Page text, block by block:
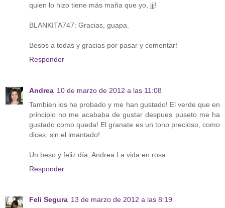
quien lo hizo tiene más maña que yo, jjj!
BLANKITA747: Gracias, guapa.
Besos a todas y gracias por pasar y comentar!
Responder
Andrea 10 de marzo de 2012 a las 11:08
Tambien los he probado y me han gustado! El verde que en
principio no me acababa de gustar despues puseto me ha
gustado como queda! El granate es un tono precioso, como
dices, sin el imantado!
Un beso y feliz día, Andrea La vida en rosa
Responder
Feli Segura 13 de marzo de 2012 a las 8:19